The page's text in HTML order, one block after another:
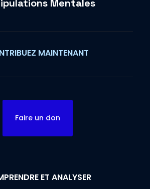
Mentales
MAINTENANT
Faire un don
ET ANALYSER